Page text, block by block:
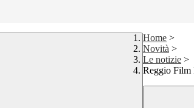
Home >
Novità >
Le notizie >
Reggio Film